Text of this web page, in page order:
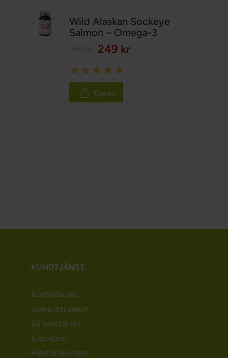
Wild Alaskan Sockeye
Salmon – Omega-3
249 kr
Rating:
100%
Köp nu
KUNDTJÄNST
Kontakta oss
Spåra ditt paket
Så handlar du
Köpvillkor
Frakt & leverans